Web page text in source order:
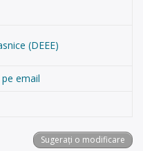
(DEEE)
email
Sugerați o modificare